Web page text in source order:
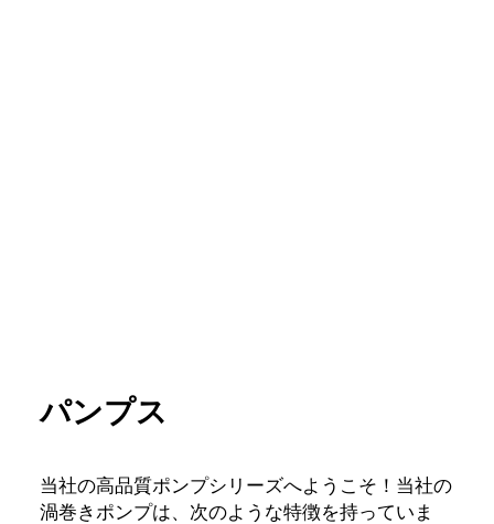
パンプス
当社の高品質ポンプシリーズへようこそ！当社の
渦巻きポンプは、次のような特徴を持っていま